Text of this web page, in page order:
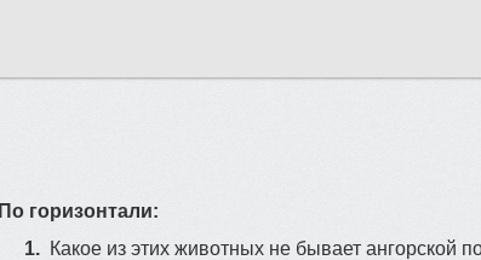
По горизонтали:
1. Какое из этих животных не бывает ангорской